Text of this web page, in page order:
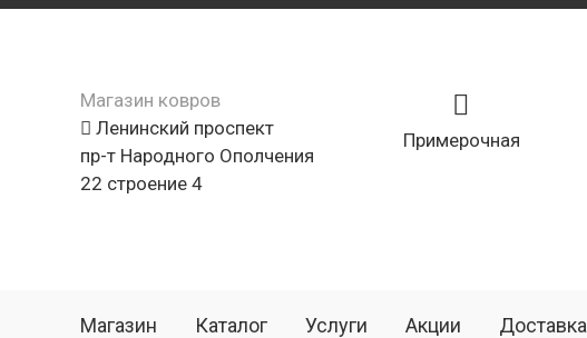
Магазин ковров
Ленинский проспект
пр-т Народного Ополчения
22 строение 4
Примерочная
Магазин Каталог Услуги Акции Доставка